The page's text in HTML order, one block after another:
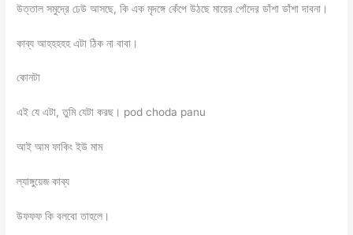
উত্তাল সমুদ্রে ঢেউ আসছে, কি এক মৃদঙ্গে কেঁপে উঠছে মায়ের পোঁদের ডাঁশা ডাঁশা দাবনা।
কাব্য আহহহহহ এটা ঠিক না বাবা।
কোনটা
এই যে এটা, তুমি যেটা করছ। pod choda panu
আই আম ফাকিং ইউ মাম
ল্যাঙ্গুয়েজ কাব্য
উফফফ কি বলবো তাহলে।